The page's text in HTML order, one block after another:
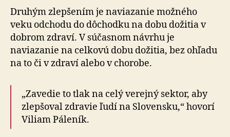
Druhým zlepšením je naviazanie možného
veku odchodu do dôchodku na dobu dožitia v
dobrom zdraví. V súčasnom návrhu je
naviazanie na celkovú dobu dožitia, bez ohľadu
na to či v zdraví alebo v chorobe.
„Zavedie to tlak na celý verejný sektor, aby
zlepšoval zdravie ľudí na Slovensku,“ hovorí
Viliam Páleník.